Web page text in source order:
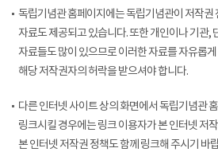
독립기념관 홈페이지에는 독립기념관이 저작권
자료도 제공되고 있습니다. 또한 개인이나 기관,
자료들도 많이 있으므로 이러한 자료를 자유롭
해당 저작권자의 허락을 받으셔야 합니다.
다른 인터넷 사이트 상의 화면에서 독립기념관
링크시킬 경우에는 링크 이용자가 본 인터넷 저
본 인터넷 저작권 정책도 함께 링크해 주시기 바